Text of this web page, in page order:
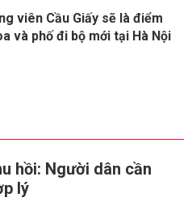
viên Cầu Giấy sẽ là điểm
và phố đi bộ mới tại Hà Nội
hồi: Người dân cần
lý